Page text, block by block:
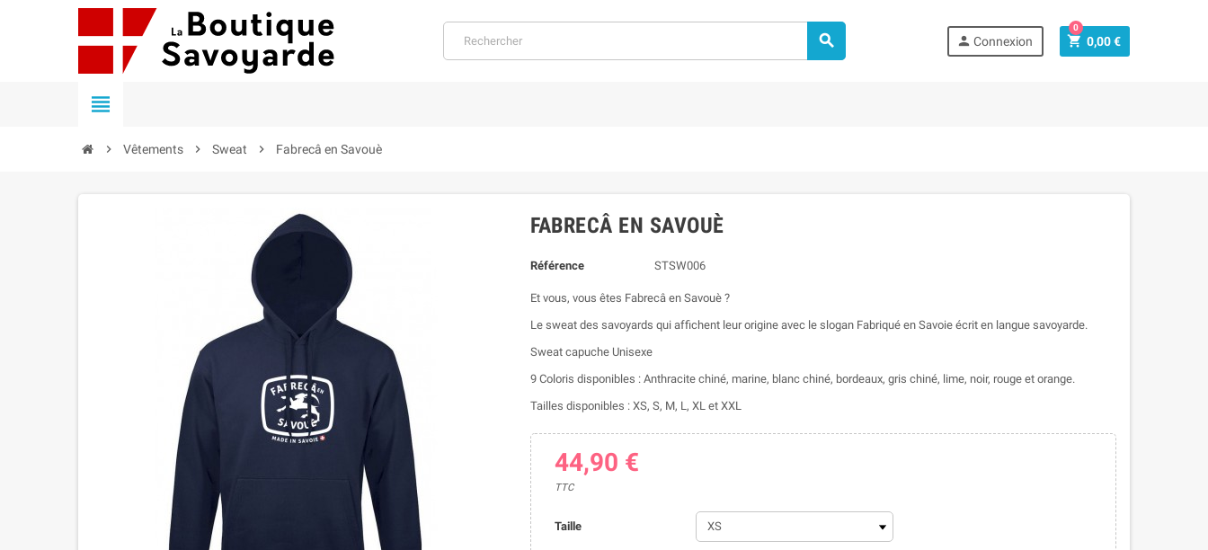
  Connexion  0,00 €
0

 Vêtements  Sweat  Fabrecâ en Savouè
FABRECÂ EN SAVOUÈ
Référence STSW006
Et vous, vous êtes Fabrecâ en Savouè ?
Le sweat des savoyards qui affichent leur origine avec le slogan Fabriqué en Savoie écrit en langue savoyarde.
Sweat capuche Unisexe
9 Coloris disponibles : Anthracite chiné, marine, blanc chiné, bordeaux, gris chiné, lime, noir, rouge et orange.
Tailles disponibles : XS, S, M, L, XL et XXL
44,90 €
TTC
Taille